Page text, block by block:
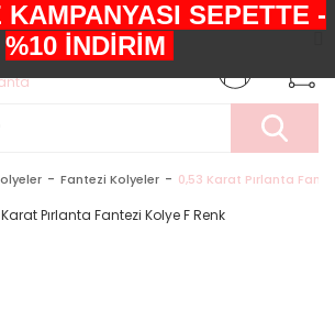
29
Fantezi Kolyeler 0,53 Karat Pırlanta
KAMPANYASI SEPETTE -
%10 İNDİRİM